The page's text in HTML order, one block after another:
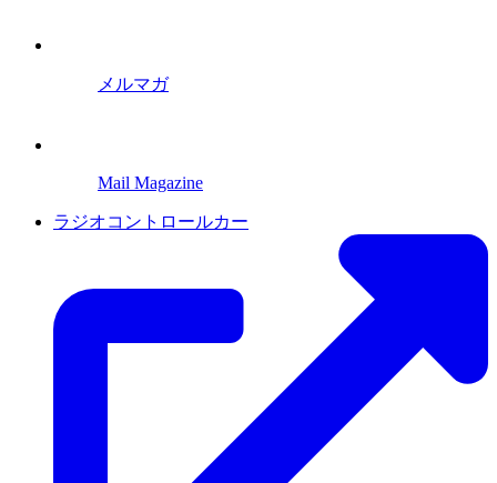
メルマガ
Mail Magazine
ラジオコントロールカー